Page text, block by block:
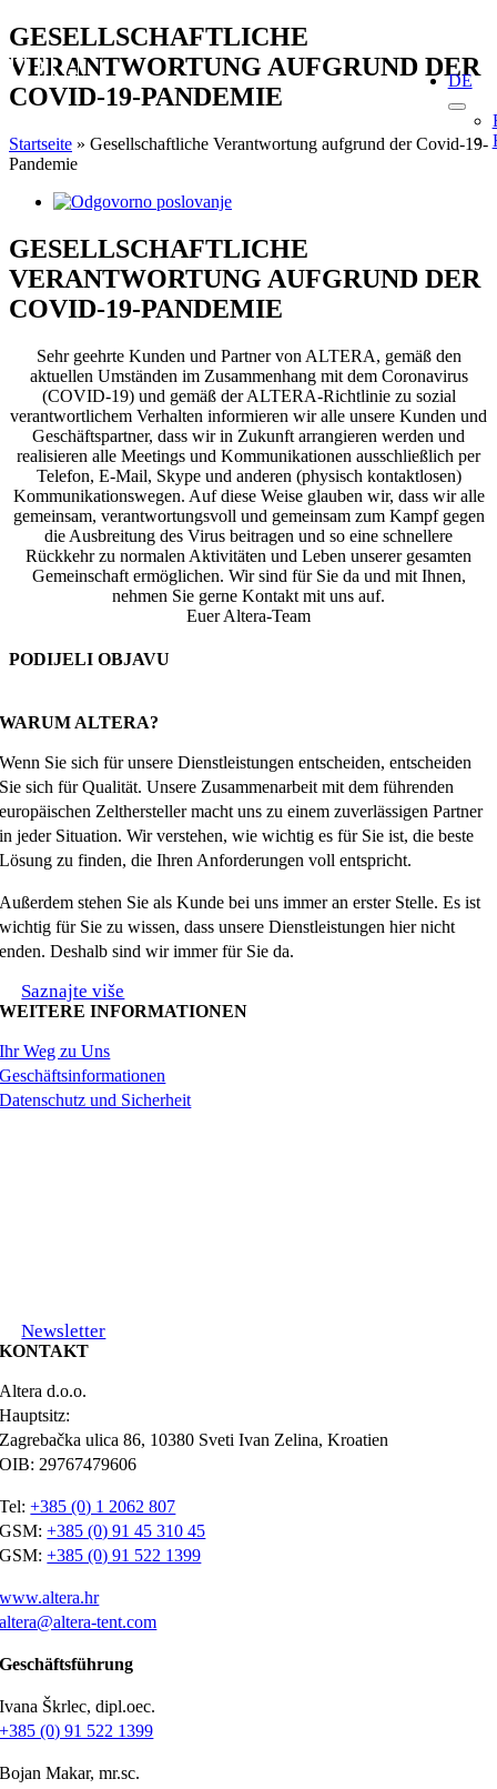
Skip
to
content
DE
GESELLSCHAFTLICHE
VERANTWORTUNG AUFGRUND DER
COVID-19-PANDEMIE
Startseite » Gesellschaftliche Verantwortung aufgrund der Covid-19-
Pandemie
View
Image
GESELLSCHAFTLICHE
VERANTWORTUNG AUFGRUND DER
COVID-19-PANDEMIE
Sehr geehrte Kunden und Partner von ALTERA, gemäß den
aktuellen Umständen im Zusammenhang mit dem Coronavirus
(COVID-19) und gemäß der ALTERA-Richtlinie zu sozial
verantwortlichem Verhalten informieren wir alle unsere Kunden und
Geschäftspartner, dass wir in Zukunft arrangieren werden und
realisieren alle Meetings und Kommunikationen ausschließlich per
Telefon, E-Mail, Skype und anderen (physisch kontaktlosen)
Kommunikationswegen. Auf diese Weise glauben wir, dass wir alle
gemeinsam, verantwortungsvoll und gemeinsam zum Kampf gegen
die Ausbreitung des Virus beitragen und so eine schnellere
Rückkehr zu normalen Aktivitäten und Leben unserer gesamten
Gemeinschaft ermöglichen. Wir sind für Sie da und mit Ihnen,
nehmen Sie gerne Kontakt mit uns auf.
Euer Altera-Team
PODIJELI OBJAVU
WARUM ALTERA?
Wenn Sie sich für unsere Dienstleistungen entscheiden, entscheiden
Sie sich für Qualität. Unsere Zusammenarbeit mit dem führenden
europäischen Zelthersteller macht uns zu einem zuverlässigen Partner
in jeder Situation. Wir verstehen, wie wichtig es für Sie ist, die beste
Lösung zu finden, die Ihren Anforderungen voll entspricht.
Außerdem stehen Sie als Kunde bei uns immer an erster Stelle. Es ist
wichtig für Sie zu wissen, dass unsere Dienstleistungen hier nicht
enden. Deshalb sind wir immer für Sie da.
Saznajte više
WEITERE INFORMATIONEN
Ihr Weg zu Uns
Geschäftsinformationen
Datenschutz und Sicherheit
Newsletter
KONTAKT
Altera d.o.o.
Hauptsitz:
Zagrebačka ulica 86, 10380 Sveti Ivan Zelina, Kroatien
OIB: 29767479606
Tel:+385 (0) 1 2062 807
GSM:+385 (0) 91 45 310 45
GSM:+385 (0) 91 522 1399
www.altera.hr
altera@altera-tent.com
Geschäftsführung
Ivana Škrlec, dipl.oec.
+385 (0) 91 522 1399
Bojan Makar, mr.sc.